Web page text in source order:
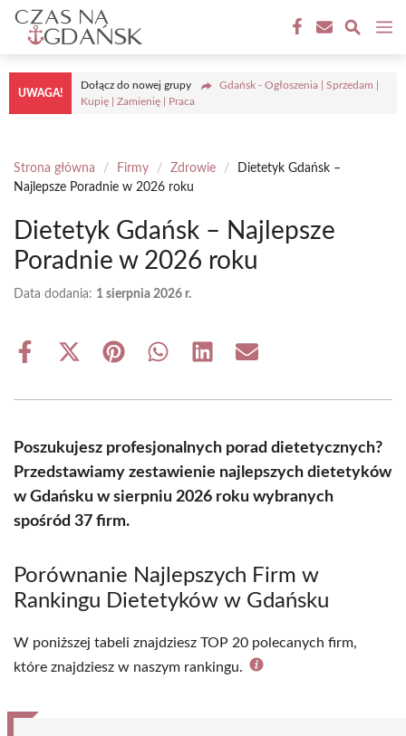
Przejdź
treści
UWAGA!
Dołącz do nowej grupy
Gdańsk - Ogłoszenia | Sprzedam |
Kupię | Zamienię | Praca
Strona główna / Firmy / Zdrowie /
Dietetyk Gdańsk –
Najlepsze Poradnie w 2026 roku
Dietetyk Gdańsk – Najlepsze
Poradnie w 2026 roku
Data dodania: 1 sierpnia 2026 r.
Share
Share
(Twitter)
Share Share Share Share
Poszukujesz profesjonalnych porad dietetycznych?
Przedstawiamy zestawienie najlepszych dietetyków
w Gdańsku w sierpniu 2026 roku wybranych
spośród 37 firm.
Porównanie Najlepszych Firm w
Rankingu Dietetyków w Gdańsku
W poniższej tabeli znajdziesz TOP 20 polecanych firm,
które znajdziesz w naszym rankingu.